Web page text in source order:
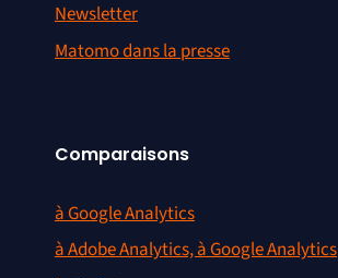
Newsletter
Matomo dans la presse
Comparaisons
à Google Analytics
à Adobe Analytics, à Google Analytics